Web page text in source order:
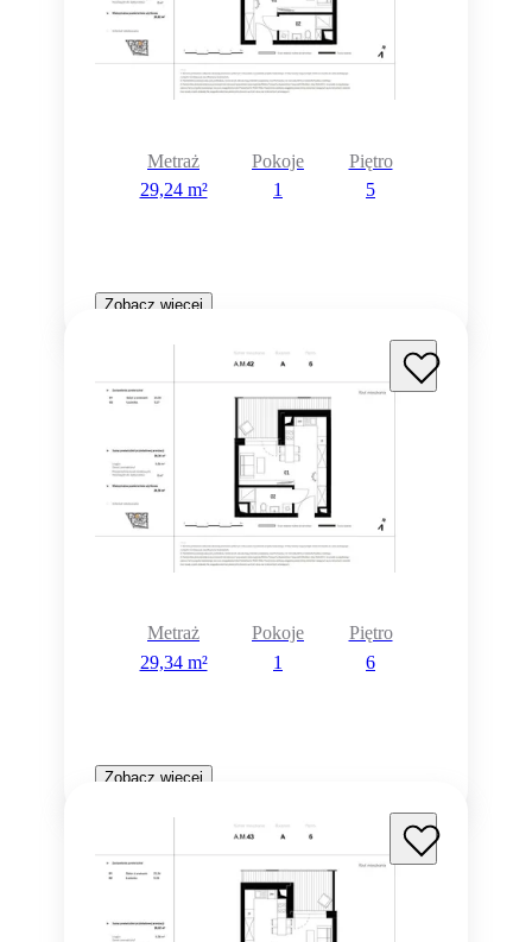
Metraż
29,24 m²
Pokoje
1
Piętro
5
Zobacz więcej
Metraż
29,34 m²
Pokoje
1
Piętro
6
Zobacz więcej